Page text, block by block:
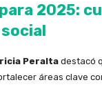
2025:
Peraltadestacó
áreas clave